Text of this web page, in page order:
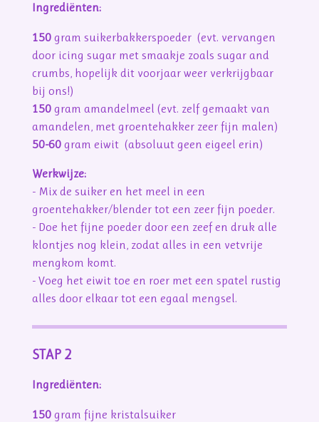
Ingrediënten:
150 gram suikerbakkerspoeder (evt. vervangen
door icing sugar met smaakje zoals sugar and
crumbs, hopelijk dit voorjaar weer verkrijgbaar
bij ons!)
150gram amandelmeel (evt. zelf gemaakt van
amandelen, met groentehakker zeer fijn malen)
50-60gram eiwit (absoluut geen eigeel erin)
Werkwijze:
- Mix de suiker en het meel in een
groentehakker/blender tot een zeer fijn poeder.
- Doe het fijne poeder door een zeef en druk alle
klontjes nog klein, zodat alles in een vetvrije
mengkom komt.
- Voeg het eiwit toe en roer met een spatel rustig
alles door elkaar tot een egaal mengsel.
STAP 2
Ingrediënten:
150gram fijne kristalsuiker